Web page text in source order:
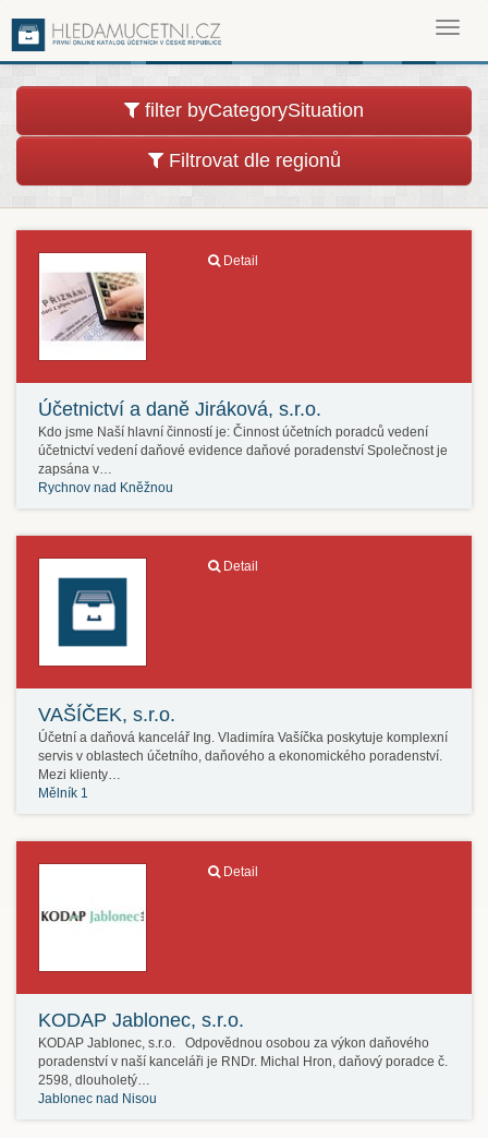
filter byCategorySituation
Filtrovat dle regionů
Detail
Účetnictví a daně Jiráková, s.r.o.
Kdo jsme Naší hlavní činností je: Činnost účetních poradců vedení
účetnictví vedení daňové evidence daňové poradenství Společnost je
zapsána v…
Rychnov nad Kněžnou
Detail
VAŠÍČEK, s.r.o.
Účetní a daňová kancelář Ing. Vladimíra Vašíčka poskytuje komplexní
servis v oblastech účetního, daňového a ekonomického poradenství.
Mezi klienty…
Mělník 1
Detail
KODAP Jablonec, s.r.o.
KODAP Jablonec, s.r.o. Odpovědnou osobou za výkon daňového
poradenství v naší kanceláři je RNDr. Michal Hron, daňový poradce č.
2598, dlouholetý…
Jablonec nad Nisou